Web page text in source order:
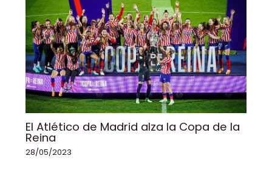
El Atlético de Madrid alza la Copa de la
Reina
28/05/2023